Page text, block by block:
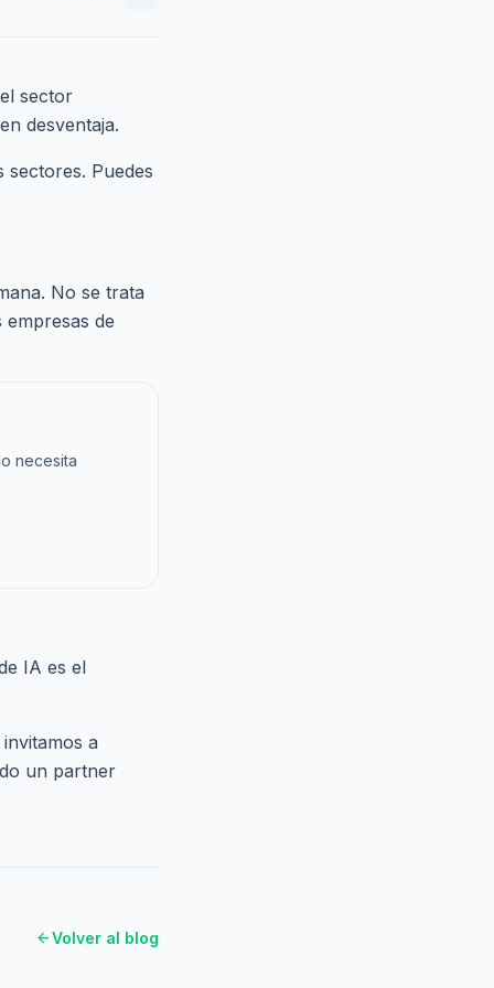
sector
desventaja.
sectores. Puedes
No se trata
de
necesita
IA es el
a
un partner
arrow_backVolver al blog